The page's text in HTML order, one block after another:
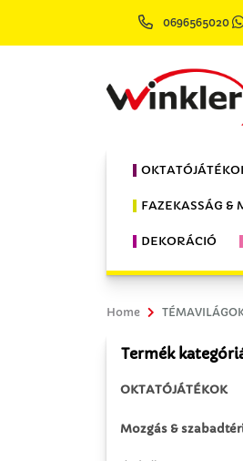
0696565020
FAZEKASSÁG &
DEKORÁCIÓ
Home
Termék
OKTATÓJÁTÉKOK
Mozgás &